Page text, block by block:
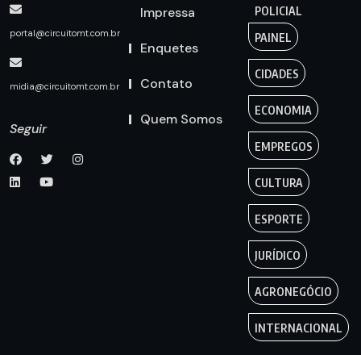
portal@circuitomt.com.br
midia@circuitomt.com.br
Seguir
Impressa
Enquetes
Contato
Quem Somos
POLICIAL
PAINEL
CIDADES
ECONOMIA
EMPREGOS
CULTURA
ESPORTE
JURÍDICO
AGRONEGÓCIO
INTERNACIONAL